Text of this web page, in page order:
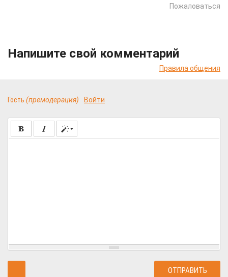
Пожаловаться
Напишите свой комментарий
Правила общения
Гость (премодерация) Войти